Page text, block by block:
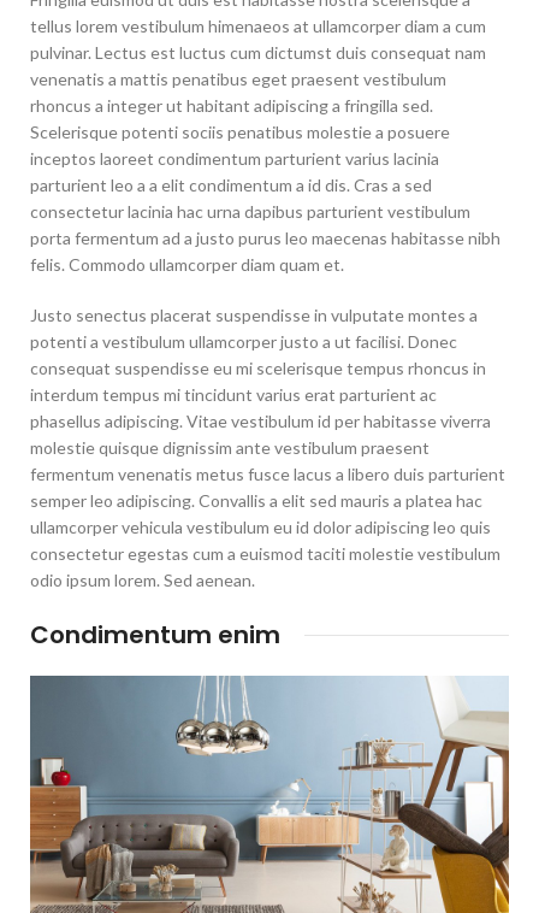
tellus lorem vestibulum himenaeos at ullamcorper diam a cum
pulvinar. Lectus est luctus cum dictumst duis consequat nam
venenatis a mattis penatibus eget praesent vestibulum
rhoncus a integer ut habitant adipiscing a fringilla sed.
Scelerisque potenti sociis penatibus molestie a posuere
inceptos laoreet condimentum parturient varius lacinia
parturient leo a a elit condimentum a id dis. Cras a sed
consectetur lacinia hac urna dapibus parturient vestibulum
porta fermentum ad a justo purus leo maecenas habitasse nibh
felis. Commodo ullamcorper diam quam et.
Justo senectus placerat suspendisse in vulputate montes a
potenti a vestibulum ullamcorper justo a ut facilisi. Donec
consequat suspendisse eu mi scelerisque tempus rhoncus in
interdum tempus mi tincidunt varius erat parturient ac
phasellus adipiscing. Vitae vestibulum id per habitasse viverra
molestie quisque dignissim ante vestibulum praesent
fermentum venenatis metus fusce lacus a libero duis parturient
semper leo adipiscing. Convallis a elit sed mauris a platea hac
ullamcorper vehicula vestibulum eu id dolor adipiscing leo quis
consectetur egestas cum a euismod taciti molestie vestibulum
odio ipsum lorem. Sed aenean.
Condimentum enim